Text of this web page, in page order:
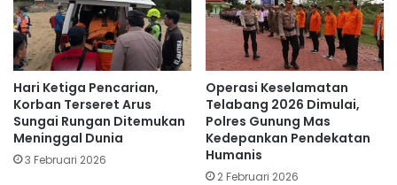
Hari Ketiga Pencarian,
Korban Terseret Arus
Sungai Rungan Ditemukan
Meninggal Dunia
3 Februari 2026
Operasi Keselamatan
Telabang 2026 Dimulai,
Polres Gunung Mas
Kedepankan Pendekatan
Humanis
2 Februari 2026